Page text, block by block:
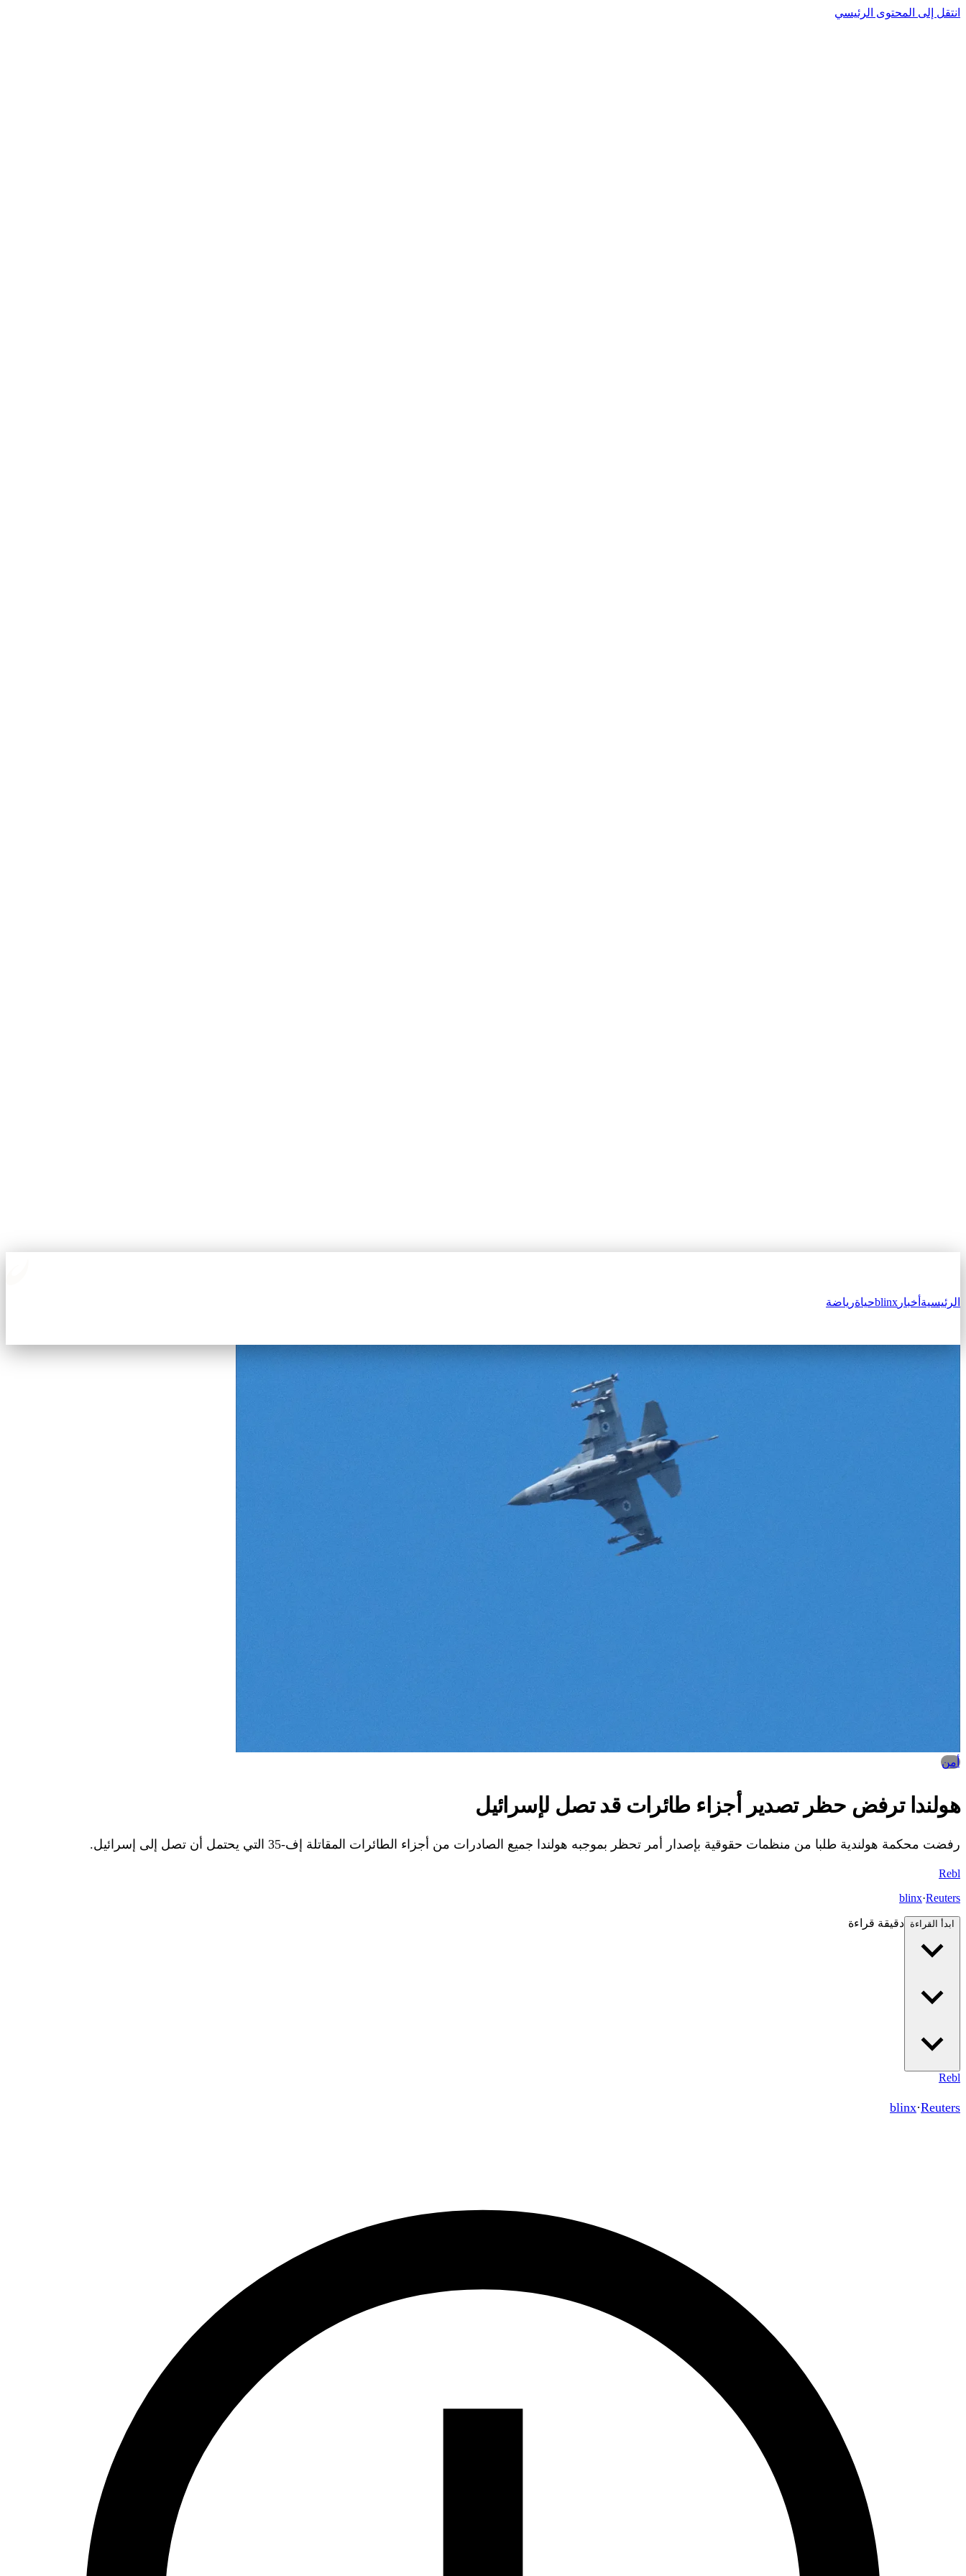
انتقل إلى المحتوى الرئيسي
الرئيسية أخبار blinxحياةرياضة
أمن‎
هولندا ترفض حظر تصدير أجزاء طائرات قد تصل لإسرائيل
رفضت محكمة هولندية طلبا من منظمات حقوقية بإصدار أمر تحظر بموجبه هولندا جميع الصادرات من أجزاء الطائرات المقاتلة إف-35 التي يحتمل أن تصل إلى إسرائيل.
Rebl
Reuters
·
blinx
ابدأ القراءة دقيقة قراءة
Rebl
Reuters
·
blinx